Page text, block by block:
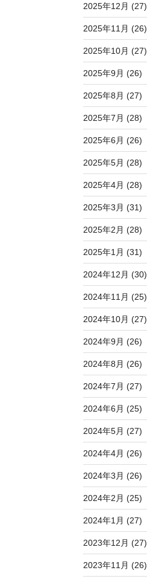
2025年12月 (27)
2025年11月 (26)
2025年10月 (27)
2025年9月 (26)
2025年8月 (27)
2025年7月 (28)
2025年6月 (26)
2025年5月 (28)
2025年4月 (28)
2025年3月 (31)
2025年2月 (28)
2025年1月 (31)
2024年12月 (30)
2024年11月 (25)
2024年10月 (27)
2024年9月 (26)
2024年8月 (26)
2024年7月 (27)
2024年6月 (25)
2024年5月 (27)
2024年4月 (26)
2024年3月 (26)
2024年2月 (25)
2024年1月 (27)
2023年12月 (27)
2023年11月 (26)